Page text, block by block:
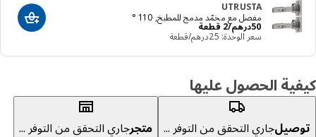
UTRUSTA
مفصل مع مخمّد مدمج للمطبخ, 110 °
درهم 50 /2 قطعة
السعر درهم 50/2 قطعة
سعر الوحدة: ‭25‬درهم/قطعة
أضف إلى
الحصول عليها
جاري التحقق من التوفر ... متجرجاري التحقق من التوفر ...